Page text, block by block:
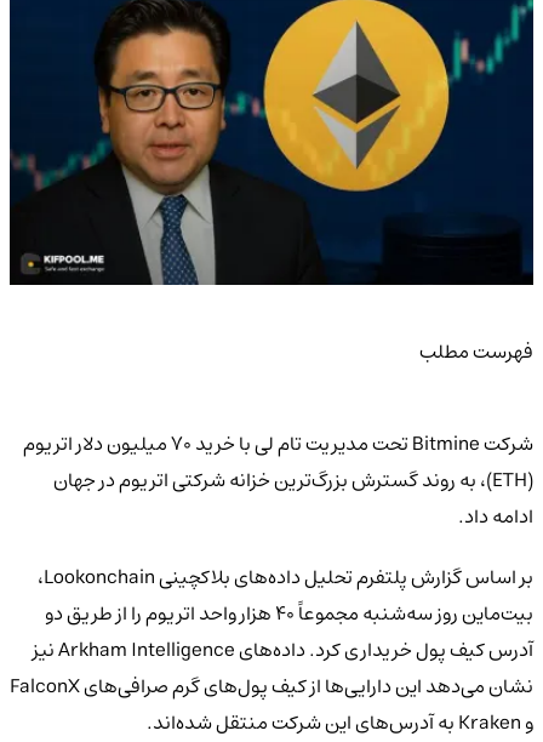
فهرست مطلب
شرکت Bitmine تحت مدیریت تام لی با خرید ۷۰ میلیون دلار اتریوم
(ETH)، به روند گسترش بزرگ‌ترین خزانه شرکتی اتریوم در جهان
ادامه داد.
بر اساس گزارش پلتفرم تحلیل داده‌های بلاکچینی Lookonchain،
بیت‌ماین روز سه‌شنبه مجموعاً ۴۰ هزار واحد اتریوم را از طریق دو
آدرس کیف پول خریداری کرد. داده‌های Arkham Intelligence نیز
نشان می‌دهد این دارایی‌ها از کیف پول‌های گرم صرافی‌های FalconX
و Kraken به آدرس‌های این شرکت منتقل شده‌اند.